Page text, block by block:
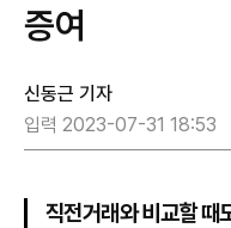
증여
신동근 기자
입력 2023-07-31 18:53
직전거래와 비교할 때